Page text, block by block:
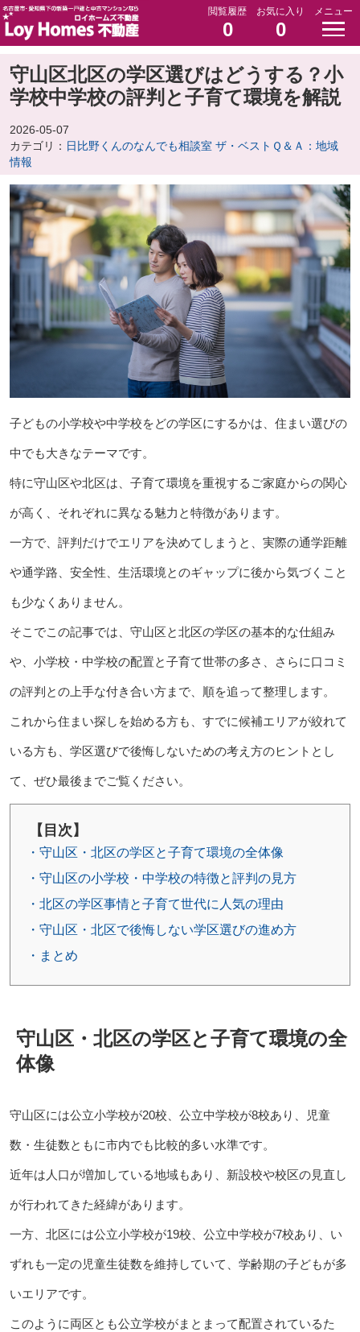
閲覧履歴
0
お気に入り
0
メニュー
守山区北区の学区選びはどうする？小
学校中学校の評判と子育て環境を解説
2026-05-07
カテゴリ： 日比野くんのなんでも相談室 ザ・ベストＱ＆Ａ：地域
情報
子どもの小学校や中学校をどの学区にするかは、住まい選びの
中でも大きなテーマです。
特に守山区や北区は、子育て環境を重視するご家庭からの関心
が高く、それぞれに異なる魅力と特徴があります。
一方で、評判だけでエリアを決めてしまうと、実際の通学距離
や通学路、安全性、生活環境とのギャップに後から気づくこと
も少なくありません。
そこでこの記事では、守山区と北区の学区の基本的な仕組み
や、小学校・中学校の配置と子育て世帯の多さ、さらに口コミ
の評判との上手な付き合い方まで、順を追って整理します。
これから住まい探しを始める方も、すでに候補エリアが絞れて
いる方も、学区選びで後悔しないための考え方のヒントとし
て、ぜひ最後までご覧ください。
【目次】
・守山区・北区の学区と子育て環境の全体像
・守山区の小学校・中学校の特徴と評判の見方
・北区の学区事情と子育て世代に人気の理由
・守山区・北区で後悔しない学区選びの進め方
・まとめ
守山区・北区の学区と子育て環境の全
体像
守山区には公立小学校が20校、公立中学校が8校あり、児童
数・生徒数ともに市内でも比較的多い水準です。
近年は人口が増加している地域もあり、新設校や校区の見直し
が行われてきた経緯があります。
一方、北区には公立小学校が19校、公立中学校が7校あり、い
ずれも一定の児童生徒数を維持していて、学齢期の子どもが多
いエリアです。
このように両区とも公立学校がまとまって配置されているた